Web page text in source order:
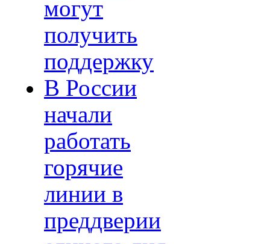
могут
получить
поддержку
В России
начали
работать
горячие
линии в
преддверии